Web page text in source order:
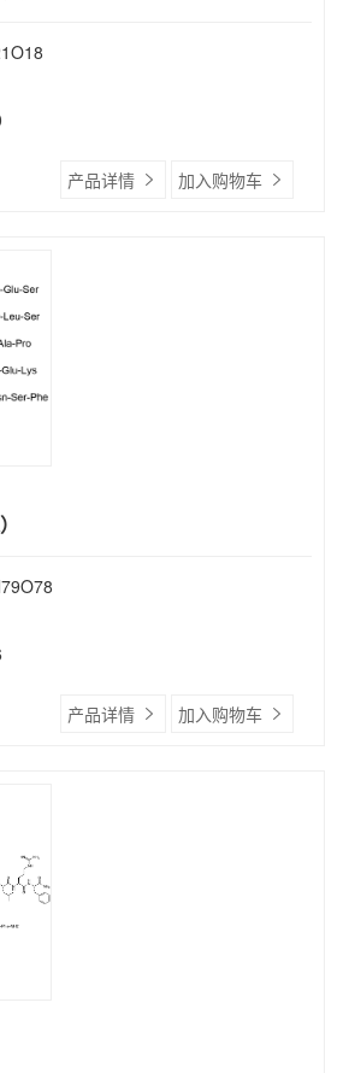
产品详情 加入购物车
产品详情 加入购物车